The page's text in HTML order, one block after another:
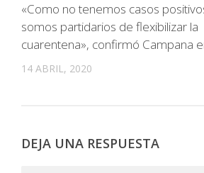
«Como no tenemos casos
somos partidarios de flexibilizar la
cuarentena», confirmó Campana
14 ABRIL, 2020
DEJA UNA RESPUESTA